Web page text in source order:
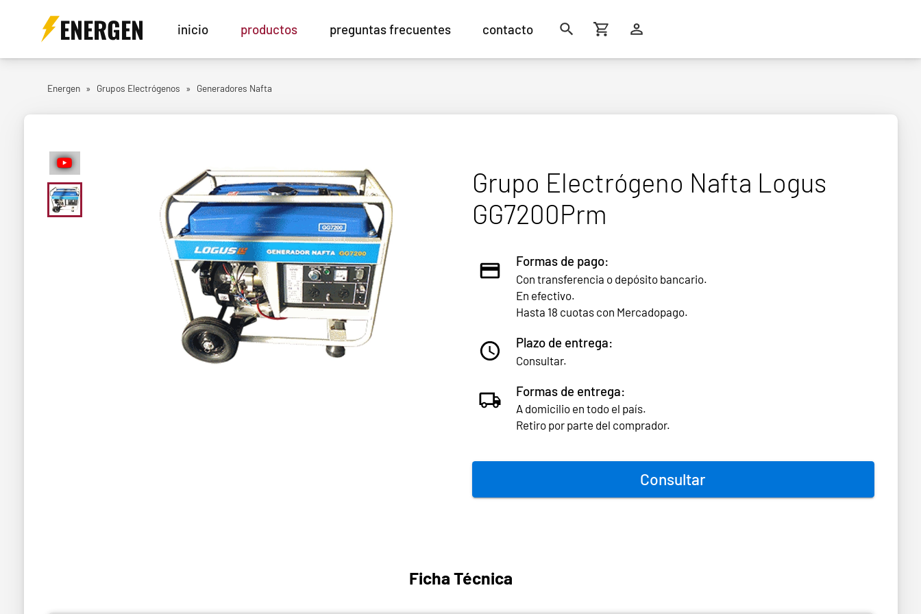
ENERGEN inicio productos preguntas frecuentes contacto
Energen » Grupos Electrógenos » Generadores Nafta
Grupo Electrógeno Nafta Logus
GG7200Prm
Formas de pago:
Con transferencia o depósito bancario.
En efectivo.
Hasta 18 cuotas con Mercadopago.
Plazo de entrega:
Consultar.
Formas de entrega:
A domicilio en todo el país.
Retiro por parte del comprador.
Consultar
Ficha Técnica